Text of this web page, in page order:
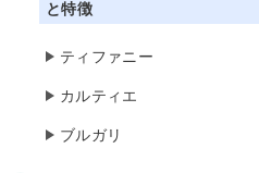
と特徴
ティファニー
カルティエ
ブルガリ